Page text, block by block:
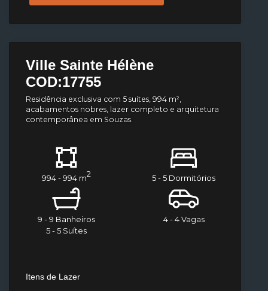
Ville Sainte Hélène
COD:17755
Residência exclusiva com 5 suítes, 994 m²,
acabamentos nobres, lazer completo e arquitetura
contemporânea em Souzas.
994 - 994 m2 5 - 5 Dormitórios
9 - 9 Banheiros
5 - 5 Suítes
4 - 4 Vagas
Itens de Lazer